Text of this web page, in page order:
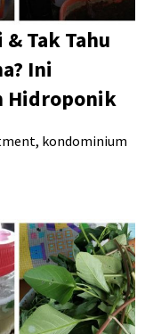
Tak Tahu
Ini
Hidroponik
kondominium